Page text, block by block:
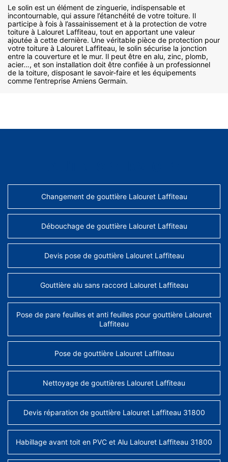
Le solin est un élément de zinguerie, indispensable et
incontournable, qui assure l’étanchéité de votre toiture. Il
participe à fois à l’assainissement et à la protection de votre
toiture à Lalouret Laffiteau, tout en apportant une valeur
ajoutée à cette dernière. Une véritable pièce de protection pour
votre toiture à Lalouret Laffiteau, le solin sécurise la jonction
entre la couverture et le mur. Il peut être en alu, zinc, plomb,
acier…, et son installation doit être confiée à un professionnel
de la toiture, disposant le savoir-faire et les équipements
comme l’entreprise Amiens Germain.
Changement de gouttière Lalouret Laffiteau
Débouchage de gouttière Lalouret Laffiteau
Devis pose de gouttière Lalouret Laffiteau
Gouttière alu sans raccord Lalouret Laffiteau
Pose de pare feuilles et anti feuilles pour gouttière Lalouret
Laffiteau
Pose de gouttière Lalouret Laffiteau
Nettoyage de gouttières Lalouret Laffiteau
Devis réparation de gouttière Lalouret Laffiteau 31800
Habillage avant toit en PVC et Alu Lalouret Laffiteau 31800